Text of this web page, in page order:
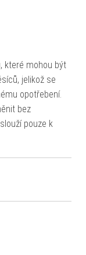
které mohou být
jelikož se
opotřebení.
bez
pouze k